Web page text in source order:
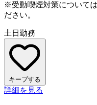
※受動喫煙対策について
ださい。
土日勤務
キープする
詳細を見る